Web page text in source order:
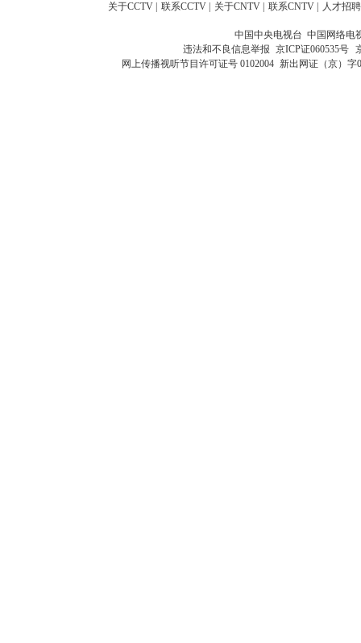
关于CCTV 联系CCTV 关于CNTV 联系CNTV 人才招聘
中国中央电视台 中国网络电
违法和不良信息举报 京ICP证060535号
网上传播视听节目许可证号 0102004 新出网证（京）